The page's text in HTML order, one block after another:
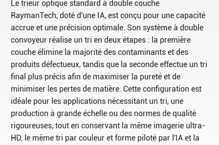
Le trieur optique standard à double couche
RaymanTech, doté d'une IA, est conçu pour une capacité
accrue et une précision optimale. Son système à double
convoyeur réalise un tri en deux étapes : la première
couche élimine la majorité des contaminants et des
produits défectueux, tandis que la seconde effectue un tri
final plus précis afin de maximiser la pureté et de
minimiser les pertes de matière. Cette configuration est
idéale pour les applications nécessitant un tri, une
production à grande échelle ou des normes de qualité
rigoureuses, tout en conservant la même imagerie ultra-
HD, le même tri par couleur et forme piloté par l'IA et la